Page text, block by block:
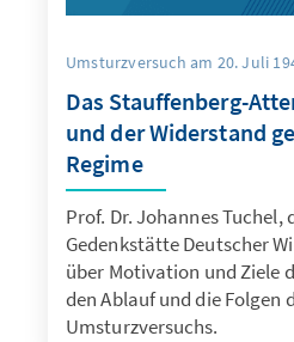
Umsturzversuch am 20. Juli
Das Stauffenberg-
und der Widerstand
Regime
Prof. Dr. Johannes Tuchel,
Gedenkstätte Deutscher
über Motivation und Ziele
den Ablauf und die Folgen
Umsturzversuchs.